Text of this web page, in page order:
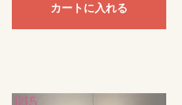
カートに入れる